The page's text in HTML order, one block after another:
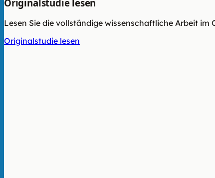
Originalstudie lesen
Lesen Sie die vollständige wissenschaftliche Arbeit im
Originalstudie lesen